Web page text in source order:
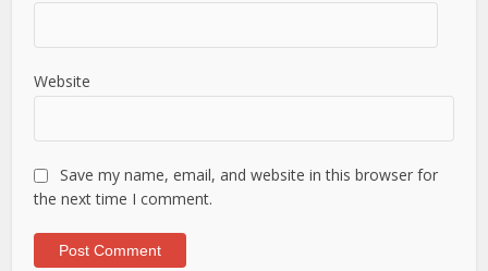
Website
Save my name, email, and website in this browser for
the next time I comment.